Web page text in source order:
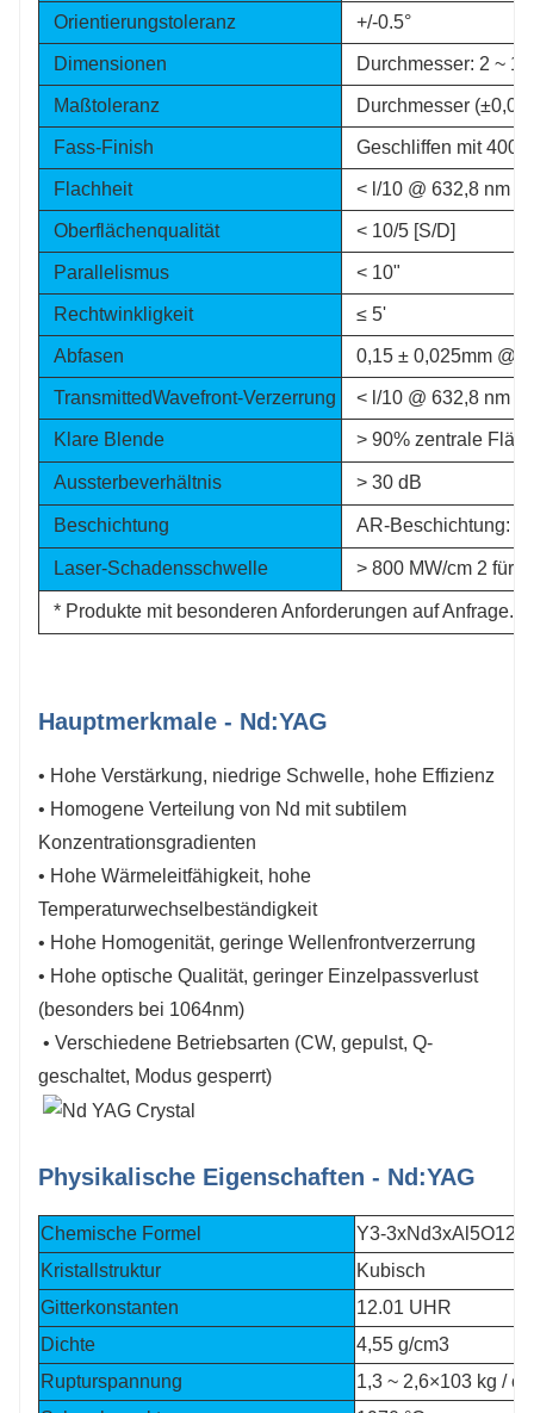
Orientierungstoleranz +/-0.5°
Dimensionen Durchmesser: 2 ~
Maßtoleranz Durchmesser
Fass-Finish Geschliffen mit
Flachheit < l/10 @ 632,8 nm
Oberflächenqualität < 10/5 [S/D]
Parallelismus < 10"
Rechtwinkligkeit ≤ 5'
Abfasen 0,15 ± 0,025mm @
TransmittedWavefront-Verzerrung < l/10 @ 632,8 nm
Klare Blende > 90% zentrale
Aussterbeverhältnis > 30 dB
Beschichtung AR-Beschichtung:
Laser-Schadensschwelle > 800 MW/cm 2 für
* Produkte mit besonderen Anforderungen auf Anfrage.
Hauptmerkmale - Nd:YAG
• Hohe Verstärkung, niedrige Schwelle, hohe Effizienz
• Homogene Verteilung von Nd mit subtilem
Konzentrationsgradienten
• Hohe Wärmeleitfähigkeit, hohe
Temperaturwechselbeständigkeit
• Hohe Homogenität, geringe Wellenfrontverzerrung
• Hohe optische Qualität, geringer Einzelpassverlust
(besonders bei 1064nm)
• Verschiedene Betriebsarten (CW, gepulst, Q-
geschaltet, Modus gesperrt)
Physikalische Eigenschaften - Nd:YAG
Chemische Formel
Y3-3xNd3xAl5O12
Kristallstruktur
Kubisch
Gitterkonstanten
12.01 UHR
Dichte
4,55 g/cm3
Rupturspannung
1,3 ~ 2,6×103 kg /